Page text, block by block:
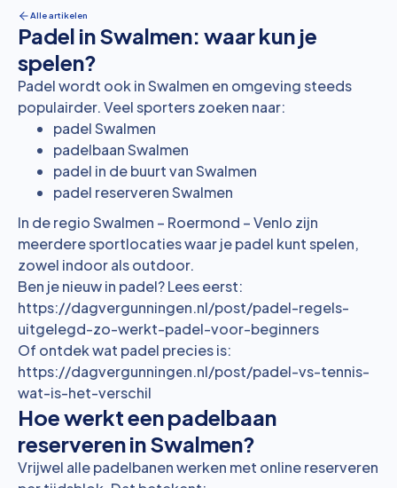
Alle artikelen
Padel in Swalmen: waar kun je
spelen?
Padel wordt ook in Swalmen en omgeving steeds
populairder. Veel sporters zoeken naar:
padel Swalmen
padelbaan Swalmen
padel in de buurt van Swalmen
padel reserveren Swalmen
In de regio Swalmen – Roermond – Venlo zijn
meerdere sportlocaties waar je padel kunt spelen,
zowel indoor als outdoor.
Ben je nieuw in padel? Lees eerst:
https://dagvergunningen.nl/post/padel-regels-
uitgelegd-zo-werkt-padel-voor-beginners
Of ontdek wat padel precies is:
https://dagvergunningen.nl/post/padel-vs-tennis-
wat-is-het-verschil
Hoe werkt een padelbaan
reserveren in Swalmen?
Vrijwel alle padelbanen werken met online reserveren